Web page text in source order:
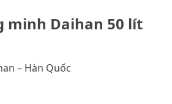
minh Daihan 50 lít
– Hàn Quốc